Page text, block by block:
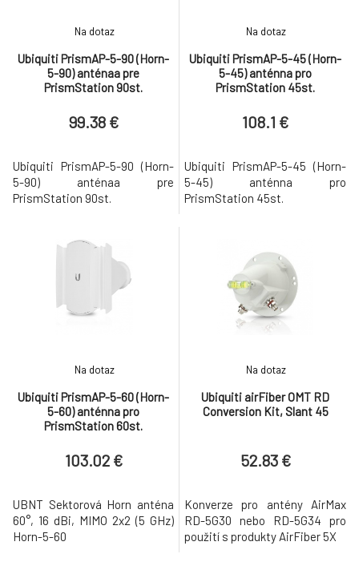
Ubiquiti PrismAP-5-90 (Horn-
5-90) anténaa pre
PrismStation 90st.
Na dotaz
99.38 €
Ubiquiti PrismAP-5-90 (Horn-
5-90) anténaa pre
PrismStation 90st.
Ubiquiti PrismAP-5-45 (Horn-
5-45) anténna pro
PrismStation 45st.
Na dotaz
108.1 €
Ubiquiti PrismAP-5-45 (Horn-
5-45) anténna pro
PrismStation 45st.
Ubiquiti PrismAP-5-60 (Horn-
5-60) anténna pro
PrismStation 60st.
Na dotaz
103.02 €
UBNT Sektorová Horn anténa
60°, 16 dBi, MIMO 2x2 (5 GHz)
Horn-5-60
Ubiquiti airFiber OMT RD
Conversion Kit, Slant 45
Na dotaz
52.83 €
Konverze pro antény AirMax
RD-5G30 nebo RD-5G34 pro
použití s produkty AirFiber 5X